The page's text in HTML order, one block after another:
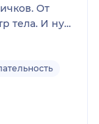
От
тела. И ну
кого то
Поесть